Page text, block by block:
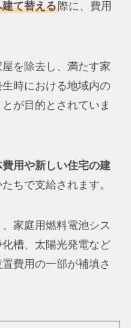
て替える際に、費用
を除去し、満たす家
時における地域内の
が目的とされていま
費用や新しい住宅の建
ちで支給されます。
家庭用燃料電池シス
槽、太陽光発電など
費用の一部が補填さ